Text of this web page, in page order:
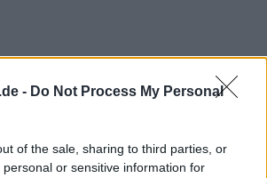
- Do Not Process My Personal
of the sale, sharing to third parties, or
or sensitive information for